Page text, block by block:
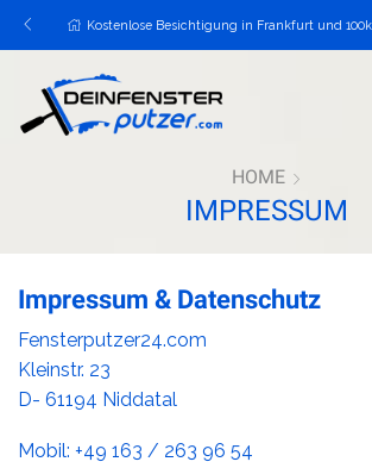
Kostenlose Besichtigung in Frankfurt und
HOME
IMPRESSUM
Impressum & Datenschutz
Fensterputzer24.com
Kleinstr. 23
D- 61194 Niddatal
Mobil: +49 163 / 263 96 54